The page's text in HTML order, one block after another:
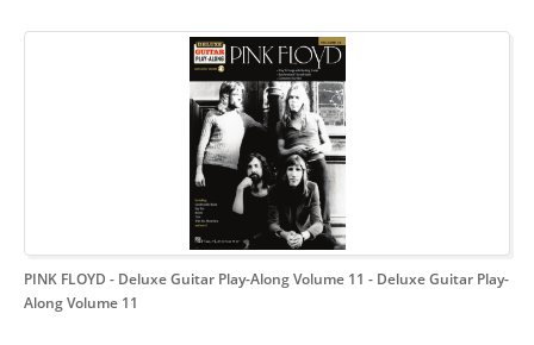
PINK FLOYD - Deluxe Guitar Play-Along Volume 11 - Deluxe Guitar Play-
Along Volume 11